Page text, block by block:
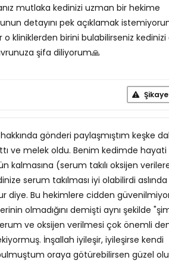
mutlaka kedinizi uzman bir hekime
detayını pek açıklamak
kliniklerden birini bulabilirseniz kedinizi
şifa diliyorum🙏
gönderi paylaşmıştım keşke
ve melek oldu. Benim kedimde hayati
kalmasına (serum takılı oksijen
serum takılması iyi olabilirdi aslında
diye. Bu hekimlere cidden
olmadığını demişti aynı şekilde
ve oksijen verilmesi çok önemli
İnşallah iyileşir, iyileşirse kendi
oraya götürebilirsen güzel